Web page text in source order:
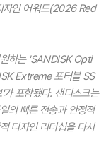
자인 어워드(2026 Red
하는 'SANDISK Opti
Extreme 포터블 SS
포함됐다. 샌디스크는
의 빠른 전송과 안정적
디자인 리더십을 다시